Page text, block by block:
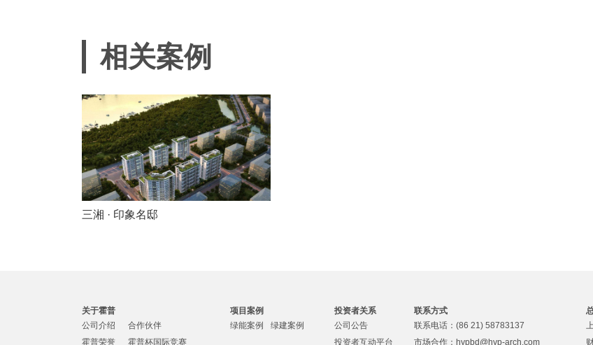
相关案例
三湘 · 印象名邸
关于霍普
公司介绍
合作伙伴
霍普荣誉
霍普杯国际竞赛
项目案例
绿能案例
绿建案例
投资者关系
公司公告
投资者互动平台
联系方式
联系电话：(86 21) 58783137
市场合作：hypbd@hyp-arch.com